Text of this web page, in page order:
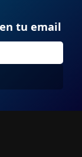
tu email